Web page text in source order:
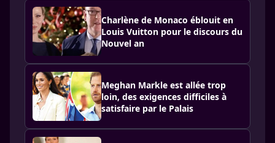
Charlène de Monaco éblouit en
Louis Vuitton pour le discours du
Nouvel an
Meghan Markle est allée trop
loin, des exigences difficiles à
satisfaire par le Palais